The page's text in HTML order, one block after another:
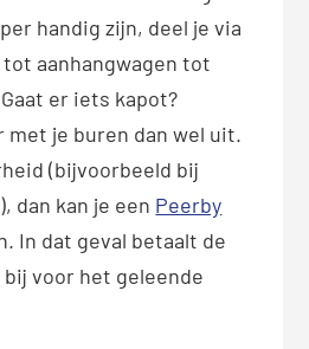
handig zijn, deel je via
tot aanhangwagen tot
er iets kapot?
met je buren dan wel uit.
(bijvoorbeeld bij
dan kan je een Peerby
In dat geval betaalt de
voor het geleende